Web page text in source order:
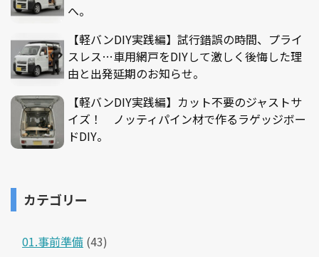
へ。
【軽バンDIY実践編】試行錯誤の時間、プライ
スレス…車用網戸をDIYして激しく後悔した理
由と出発延期のお知らせ。
【軽バンDIY実践編】カット不要のジャストサ
イズ！ ノッティパイン材で作るラゲッジボー
ドDIY。
カテゴリー
01.事前準備 (43)